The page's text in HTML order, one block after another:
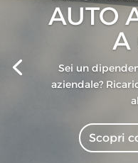
Ti aspettiamo in
Prenota